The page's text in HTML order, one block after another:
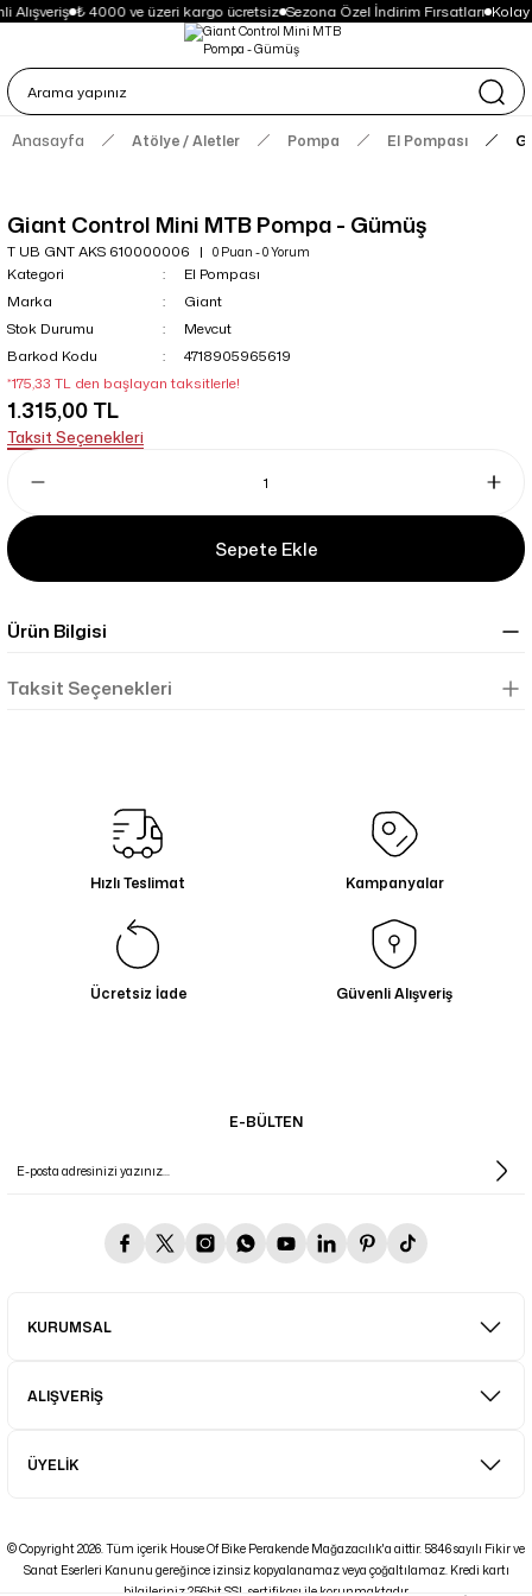
Alışveriş ₺ 4000 ve üzeri kargo ücretsiz Sezona Özel İndirim Fırsatları Kolay
Anasayfa Atölye / Aletler Pompa El Pompası
Giant Control Mini MTB Pompa - Gümüş
T UB GNT AKS 610000006 0 Puan - 0 Yorum
Kategori
El Pompası
Marka
Giant
Stok Durumu
Mevcut
Barkod Kodu
4718905965619
*175,33 TL den başlayan taksitlerle!
1.315,00 TL
Taksit Seçenekleri
Sepete Ekle
Ürün Bilgisi
Taksit Seçenekleri
Hızlı Teslimat Kampanyalar
Ücretsiz İade Güvenli Alışveriş
E-BÜLTEN
KURUMSAL
ALIŞVERİŞ
ÜYELİK
© Copyright 2026. Tüm içerik House Of Bike Perakende Mağazacılık'a aittir. 5846 sayılı Fikir ve
Sanat Eserleri Kanunu gereğince izinsiz kopyalanamaz veya çoğaltılamaz. Kredi kartı
bilgileriniz 256bit SSL sertifikası ile korunmaktadır.